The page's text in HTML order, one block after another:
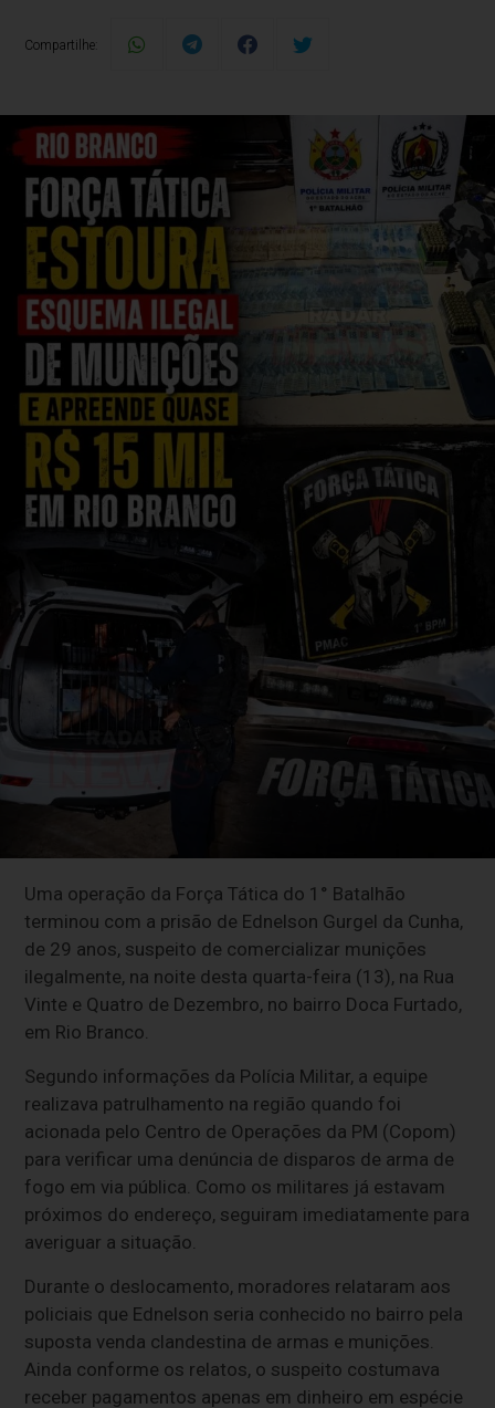
Compartilhe:
Uma operação da Força Tática do 1° Batalhão
terminou com a prisão de Ednelson Gurgel da Cunha,
de 29 anos, suspeito de comercializar munições
ilegalmente, na noite desta quarta-feira (13), na Rua
Vinte e Quatro de Dezembro, no bairro Doca Furtado,
em Rio Branco.
Segundo informações da Polícia Militar, a equipe
realizava patrulhamento na região quando foi
acionada pelo Centro de Operações da PM (Copom)
para verificar uma denúncia de disparos de arma de
fogo em via pública. Como os militares já estavam
próximos do endereço, seguiram imediatamente para
averiguar a situação.
Durante o deslocamento, moradores relataram aos
policiais que Ednelson seria conhecido no bairro pela
suposta venda clandestina de armas e munições.
Ainda conforme os relatos, o suspeito costumava
receber pagamentos apenas em dinheiro em espécie